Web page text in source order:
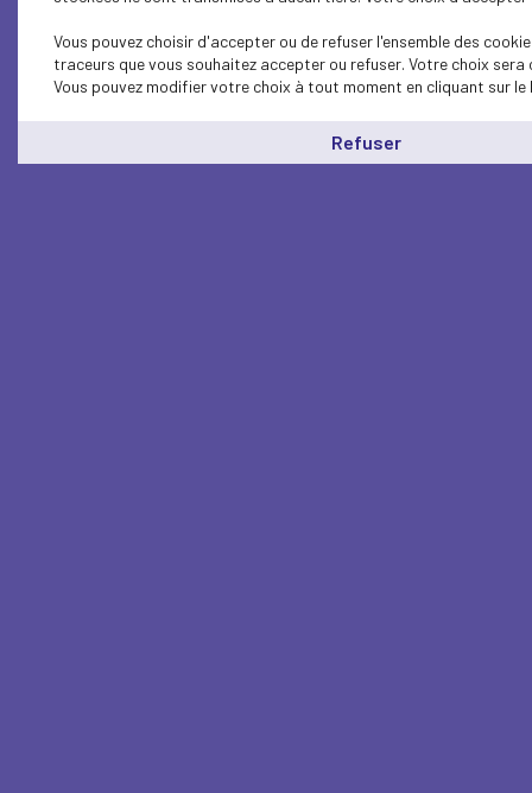
Vous pouvez choisir d'accepter ou de refuser l'ensemble des
traceurs que vous souhaitez accepter ou refuser. Votre choix
Vous pouvez modifier votre choix à tout moment en cliquant sur le
Refuser